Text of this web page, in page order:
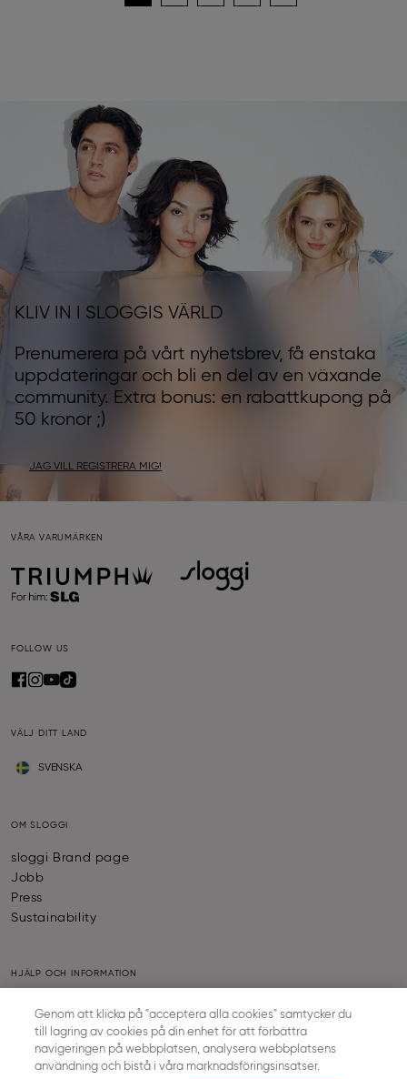
KLIV IN I SLOGGIS VÄRLD
Prenumerera på vårt nyhetsbrev, få enstaka
uppdateringar och bli en del av en växande
community. Extra bonus: en rabattkupong på
50 kronor ;)
JAG VILL REGISTRERA MIG!
VÅRA VARUMÄRKEN
FOLLOW US
VÄLJ DITT LAND
SVENSKA
OM SLOGGI
sloggi Brand page
Jobb
Press
Sustainability
HJÄLP OCH INFORMATION
Kontakta oss
Storleksguide för behå
Vanliga frågor
SLOGGI ABC
Genom att klicka på "acceptera alla cookies" samtycker du
till lagring av cookies på din enhet för att förbättra
navigeringen på webbplatsen, analysera webbplatsens
användning och bistå i våra marknadsföringsinsatser.